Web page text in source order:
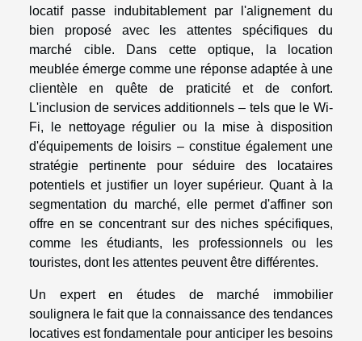
locatif passe indubitablement par l'alignement du
bien proposé avec les attentes spécifiques du
marché cible. Dans cette optique, la location
meublée émerge comme une réponse adaptée à une
clientèle en quête de praticité et de confort.
L'inclusion de services additionnels – tels que le Wi-
Fi, le nettoyage régulier ou la mise à disposition
d'équipements de loisirs – constitue également une
stratégie pertinente pour séduire des locataires
potentiels et justifier un loyer supérieur. Quant à la
segmentation du marché, elle permet d'affiner son
offre en se concentrant sur des niches spécifiques,
comme les étudiants, les professionnels ou les
touristes, dont les attentes peuvent être différentes.
Un expert en études de marché immobilier
soulignera le fait que la connaissance des tendances
locatives est fondamentale pour anticiper les besoins